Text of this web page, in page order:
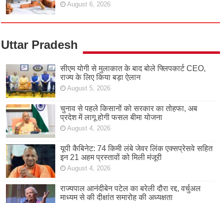
August 6, 2026
Uttar Pradesh
सीएम योगी से मुलाकात के बाद बोले फ्लिपकार्ट CEO,
राज्य के लिए किया बड़ा ऐलान
August 5, 2026
चुनाव से पहले किसानों को सरकार का तोहफा, अब
प्रदेश में लागू होगी फसल बीमा योजना
August 4, 2026
यूपी कैबिनेट: 74 किमी लंबे जेवर लिंक एक्सप्रेसवे सहित
इन 21 अहम प्रस्तावों को मिली मंजूरी
August 4, 2026
राज्यपाल आनंदीबेन पटेल का बरेली दौरा रद्द, वर्चुअल
माध्यम से की दीक्षांत समारोह की अध्यक्षता